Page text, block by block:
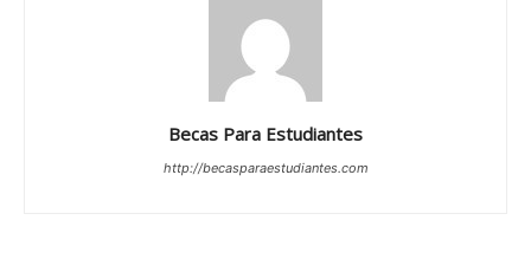
Becas Para Estudiantes
http://becasparaestudiantes.com